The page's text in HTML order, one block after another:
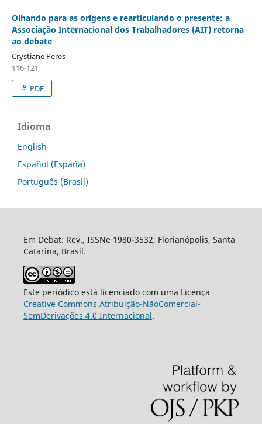
Olhando para as origens e rearticulando o presente: a
Associação Internacional dos Trabalhadores (AIT) retorna
ao debate
Crystiane Peres
116-121
PDF
Idioma
English
Español (España)
Português (Brasil)
Em Debat: Rev., ISSNe 1980-3532, Florianópolis, Santa
Catarina, Brasil.
Este periódico está licenciado com uma Licença
Creative Commons Atribuição-NãoComercial-
SemDerivações 4.0 Internacional.